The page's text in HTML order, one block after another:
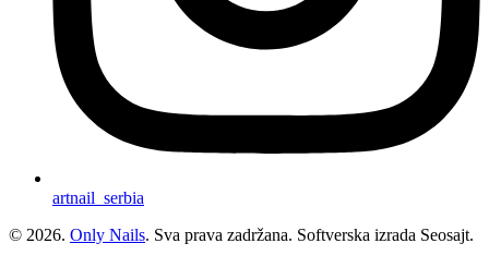
artnail_serbia
© 2026. Only Nails. Sva prava zadržana. Softverska izrada Seosajt.